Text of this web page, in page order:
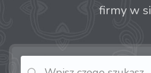
firmy w